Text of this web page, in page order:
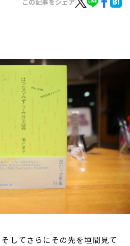
そしてさらにその先を垣間見て